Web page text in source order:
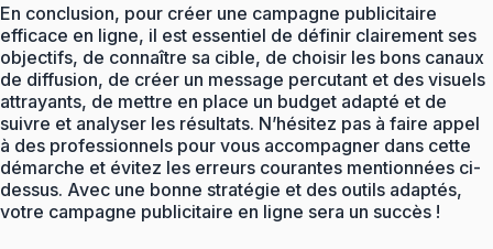
En conclusion, pour créer une campagne publicitaire
efficace en ligne, il est essentiel de définir clairement ses
objectifs, de connaître sa cible, de choisir les bons canaux
de diffusion, de créer un message percutant et des visuels
attrayants, de mettre en place un budget adapté et de
suivre et analyser les résultats. N’hésitez pas à faire appel
à des professionnels pour vous accompagner dans cette
démarche et évitez les erreurs courantes mentionnées ci-
dessus. Avec une bonne stratégie et des outils adaptés,
votre campagne publicitaire en ligne sera un succès !